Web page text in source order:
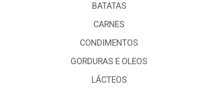
BATATAS
CARNES
CONDIMENTOS
GORDURAS E OLEOS
LÁCTEOS